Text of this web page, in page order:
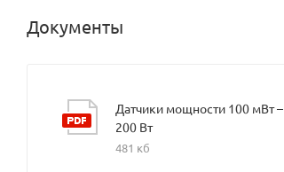
Документы
Датчики мощности 100 мВт –
200 Вт
481 кб